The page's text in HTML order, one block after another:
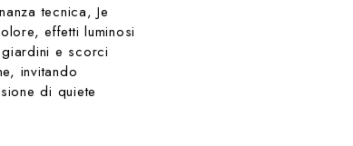
tecnica, Je
effetti luminosi
e scorci
invitando
di quiete